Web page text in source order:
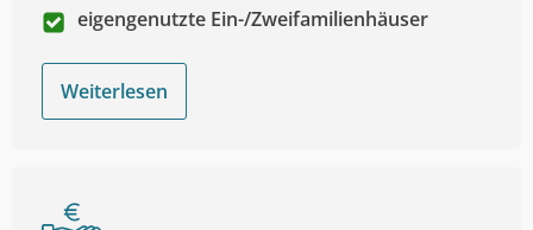
eigengenutzte Ein-/Zweifamilienhäuser
Weiterlesen